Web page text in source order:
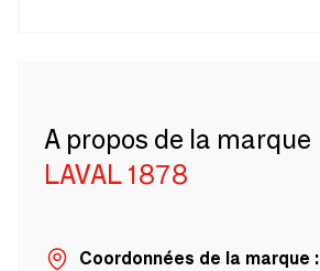
A propos de la marque
LAVAL 1878
Coordonnées de la marque :